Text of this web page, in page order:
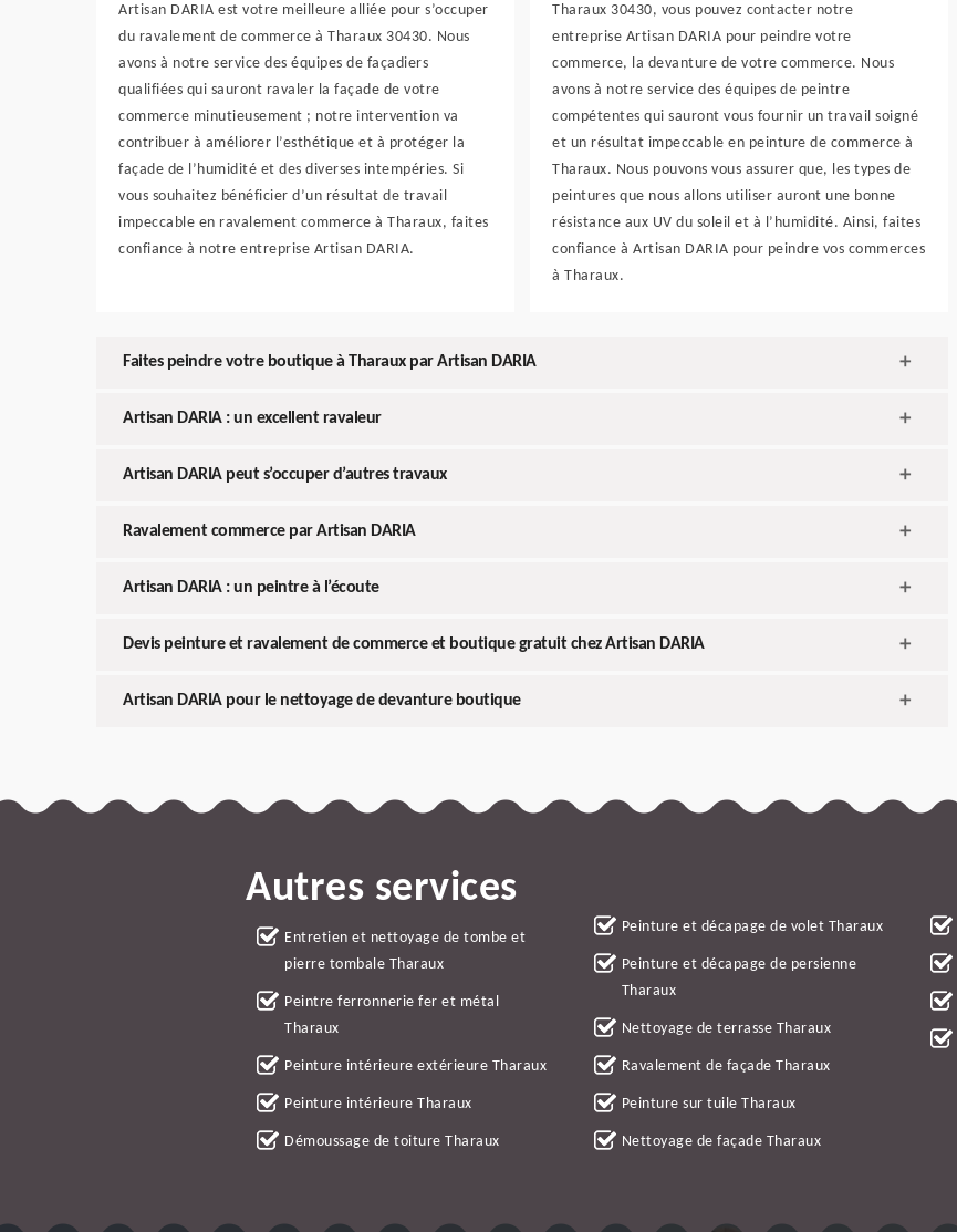
Artisan DARIA est votre meilleure alliée pour s’occuper
du ravalement de commerce à Tharaux 30430. Nous
avons à notre service des équipes de façadiers
qualifiées qui sauront ravaler la façade de votre
commerce minutieusement ; notre intervention va
contribuer à améliorer l’esthétique et à protéger la
façade de l’humidité et des diverses intempéries. Si
vous souhaitez bénéficier d’un résultat de travail
impeccable en ravalement commerce à Tharaux, faites
confiance à notre entreprise Artisan DARIA.
Tharaux 30430, vous pouvez contacter notre
entreprise Artisan DARIA pour peindre votre
commerce, la devanture de votre commerce. Nous
avons à notre service des équipes de peintre
compétentes qui sauront vous fournir un travail soigné
et un résultat impeccable en peinture de commerce à
Tharaux. Nous pouvons vous assurer que, les types de
peintures que nous allons utiliser auront une bonne
résistance aux UV du soleil et à l’humidité. Ainsi, faites
confiance à Artisan DARIA pour peindre vos commerces
à Tharaux.
Faites peindre votre boutique à Tharaux par Artisan DARIA
Artisan DARIA : un excellent ravaleur
Artisan DARIA peut s’occuper d’autres travaux
Ravalement commerce par Artisan DARIA
Artisan DARIA : un peintre à l’écoute
Devis peinture et ravalement de commerce et boutique gratuit chez Artisan DARIA
Artisan DARIA pour le nettoyage de devanture boutique
Autres services
Entretien et nettoyage de tombe et
pierre tombale Tharaux
Peintre ferronnerie fer et métal
Tharaux
Peinture intérieure extérieure Tharaux
Peinture intérieure Tharaux
Démoussage de toiture Tharaux
Peinture et décapage de volet Tharaux
Peinture et décapage de persienne
Tharaux
Nettoyage de terrasse Tharaux
Ravalement de façade Tharaux
Peinture sur tuile Tharaux
Nettoyage de façade Tharaux